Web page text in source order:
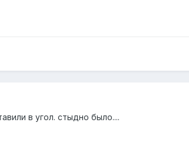
в угол. стыдно было....